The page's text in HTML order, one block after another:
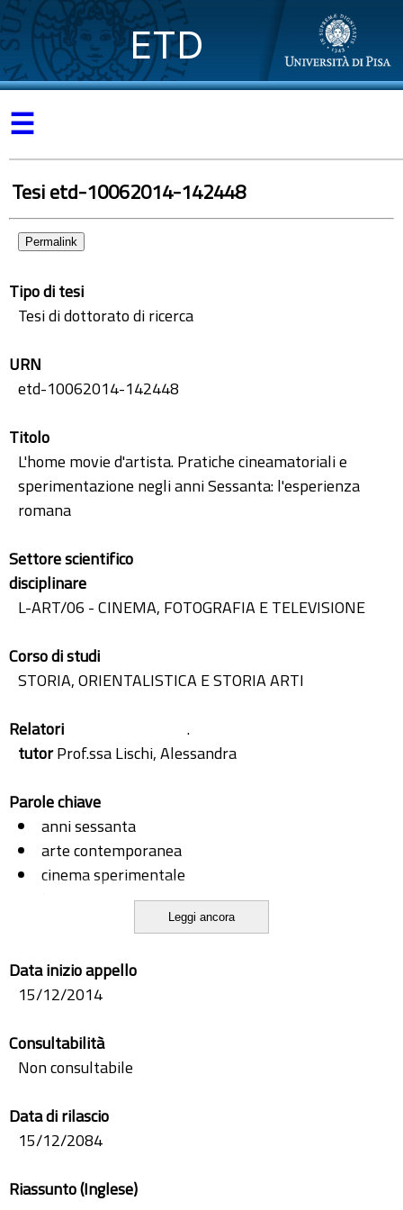
ETD
☰
Tesi etd-10062014-142448
Permalink
Tipo di tesi
Tesi di dottorato di ricerca
URN
etd-10062014-142448
Titolo
L'home movie d'artista. Pratiche cineamatoriali e
sperimentazione negli anni Sessanta: l'esperienza
romana
Settore scientifico
disciplinare
L-ART/06 - CINEMA, FOTOGRAFIA E TELEVISIONE
Corso di studi
STORIA, ORIENTALISTICA E STORIA ARTI
Relatori
.
tutorProf.ssa Lischi, Alessandra
Parole chiave
anni sessanta
arte contemporanea
cinema sperimentale
società dei consumi
Leggi ancora
Data inizio appello
15/12/2014
Consultabilità
Non consultabile
Data di rilascio
15/12/2084
Riassunto (Inglese)